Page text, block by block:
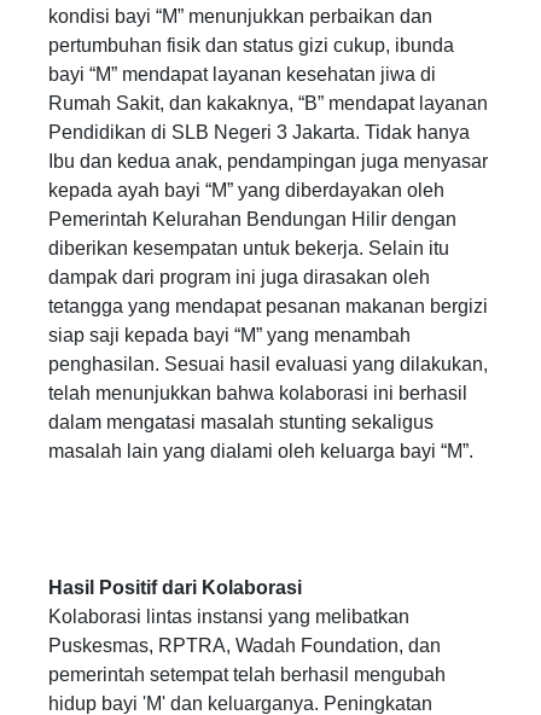
kondisi bayi “M” menunjukkan perbaikan dan
pertumbuhan fisik dan status gizi cukup, ibunda
bayi “M” mendapat layanan kesehatan jiwa di
Rumah Sakit, dan kakaknya, “B” mendapat layanan
Pendidikan di SLB Negeri 3 Jakarta. Tidak hanya
Ibu dan kedua anak, pendampingan juga menyasar
kepada ayah bayi “M” yang diberdayakan oleh
Pemerintah Kelurahan Bendungan Hilir dengan
diberikan kesempatan untuk bekerja. Selain itu
dampak dari program ini juga dirasakan oleh
tetangga yang mendapat pesanan makanan bergizi
siap saji kepada bayi “M” yang menambah
penghasilan. Sesuai hasil evaluasi yang dilakukan,
telah menunjukkan bahwa kolaborasi ini berhasil
dalam mengatasi masalah stunting sekaligus
masalah lain yang dialami oleh keluarga bayi “M”.
Hasil Positif dari Kolaborasi
Kolaborasi lintas instansi yang melibatkan
Puskesmas, RPTRA, Wadah Foundation, dan
pemerintah setempat telah berhasil mengubah
hidup bayi 'M' dan keluarganya. Peningkatan